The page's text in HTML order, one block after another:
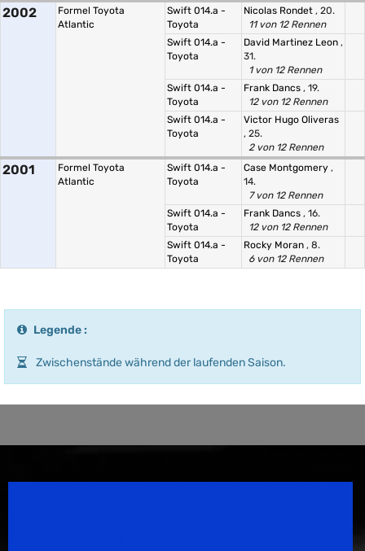
2002
Formel Toyota
Atlantic
Swift 014.a -
Toyota
Nicolas Rondet , 20.
11 von 12 Rennen
Swift 014.a -
Toyota
David Martinez Leon ,
31.
1 von 12 Rennen
Swift 014.a -
Toyota
Frank Dancs , 19.
12 von 12 Rennen
Swift 014.a -
Toyota
Victor Hugo Oliveras
, 25.
2 von 12 Rennen
2001
Formel Toyota
Atlantic
Swift 014.a -
Toyota
Case Montgomery ,
14.
7 von 12 Rennen
Swift 014.a -
Toyota
Frank Dancs , 16.
12 von 12 Rennen
Swift 014.a -
Toyota
Rocky Moran , 8.
6 von 12 Rennen
Legende :
Zwischenstände während der laufenden Saison.